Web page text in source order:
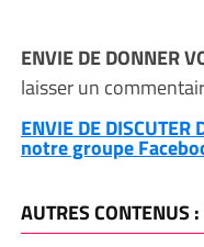
ENVIE DE DONNER
laisser un
ENVIE DE
notre groupe
AUTRES CONTENUS